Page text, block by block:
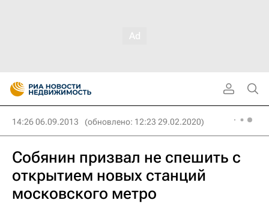
14:26 06.09.2013 (обновлено: 12:23 29.02.2020)
Собянин призвал не спешить с
открытием новых станций
московского метро